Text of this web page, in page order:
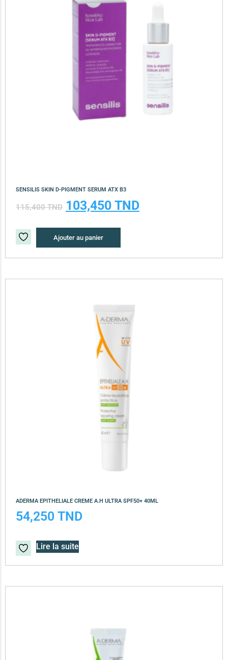
ADERMA EPITHELIALE CREME A.H ULTRA SPF50+ 40ML
54,250 TND
Lire la suite
SENSILIS SKIN D-PIGMENT SERUM ATX B3
115,400TND 103,450 TND
Ajouter au panier